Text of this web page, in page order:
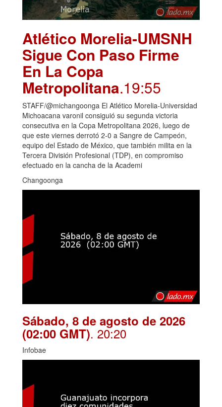
Atlético Morelia-UMSNH
Sigue Con Paso Firme
En La Copa
Metropolitana.19:55
STAFF/@michangoonga El Atlético Morelia-Universidad
Michoacana varonil consiguió su segunda victoria
consecutiva en la Copa Metropolitana 2026, luego de
que este viernes derrotó 2-0 a Sangre de Campeón,
equipo del Estado de México, que también milita en la
Tercera División Profesional (TDP), en compromiso
efectuado en la cancha de la Academi
Changoonga
Sábado, 8 de agosto de 2026
(02:00 GMT). 20:20
Infobae